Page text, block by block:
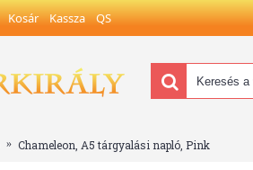
Kosár Kassza QS
Chameleon, A5 tárgyalási napló, Pink